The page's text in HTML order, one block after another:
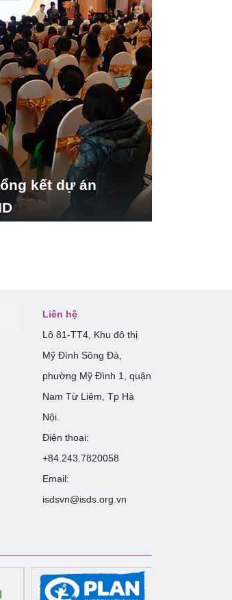
kết dự án
Liên hệ
Lô 81-TT4, Khu đô thị
Mỹ Đình Sông Đà,
phường Mỹ Đình 1, quận
Nam Từ Liêm, Tp Hà
Nội.
Điện thoại:
+84.243.7820058
Email:
isdsvn@isds.org.vn